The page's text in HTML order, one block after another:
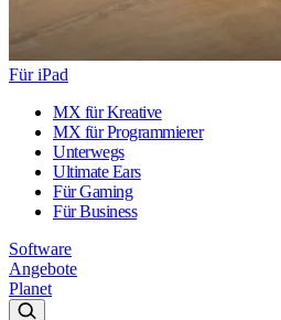
Für iPad
MX für Kreative
MX für Programmierer
Unterwegs
Ultimate Ears
Für Gaming
Für Business
Software
Angebote
Planet